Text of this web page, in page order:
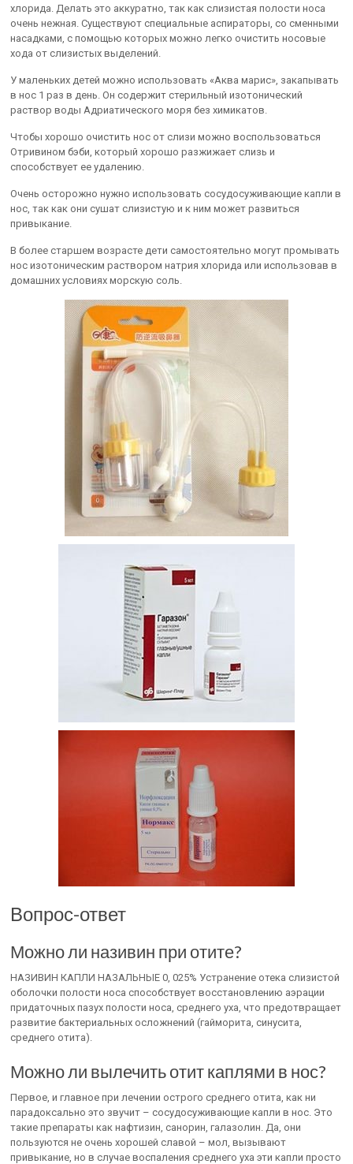
хлорида. Делать это аккуратно, так как слизистая полости носа
очень нежная. Существуют специальные аспираторы, со сменными
насадками, с помощью которых можно легко очистить носовые
хода от слизистых выделений.
У маленьких детей можно использовать «Аква марис», закапывать
в нос 1 раз в день. Он содержит стерильный изотонический
раствор воды Адриатического моря без химикатов.
Чтобы хорошо очистить нос от слизи можно воспользоваться
Отривином бэби, который хорошо разжижает слизь и
способствует ее удалению.
Очень осторожно нужно использовать сосудосуживающие капли в
нос, так как они сушат слизистую и к ним может развиться
привыкание.
В более старшем возрасте дети самостоятельно могут промывать
нос изотоническим раствором натрия хлорида или использовав в
домашних условиях морскую соль.
Вопрос-ответ
Можно ли називин при отите?
НАЗИВИН КАПЛИ НАЗАЛЬНЫЕ 0, 025% Устранение отека слизистой
оболочки полости носа способствует восстановлению аэрации
придаточных пазух полости носа, среднего уха, что предотвращает
развитие бактериальных осложнений (гайморита, синусита,
среднего отита).
Можно ли вылечить отит каплями в нос?
Первое, и главное при лечении острого среднего отита, как ни
парадоксально это звучит – сосудосуживающие капли в нос. Это
такие препараты как нафтизин, санорин, галазолин. Да, они
пользуются не очень хорошей славой – мол, вызывают
привыкание, но в случае воспаления среднего уха эти капли просто